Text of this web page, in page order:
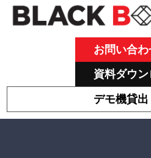
お問い合
資料ダウ
デモ機